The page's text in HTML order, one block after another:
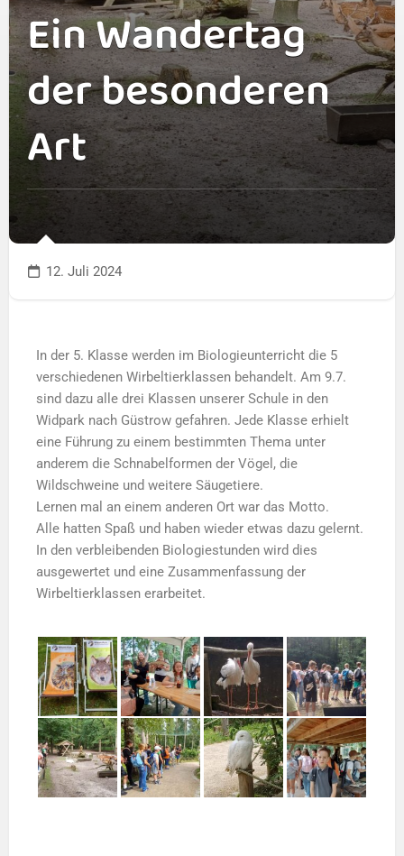
Ein Wandertag
der besonderen
Art
12. Juli 2024
In der 5. Klasse werden im Biologieunterricht die 5
verschiedenen Wirbeltierklassen behandelt. Am 9.7.
sind dazu alle drei Klassen unserer Schule in den
Widpark nach Güstrow gefahren. Jede Klasse erhielt
eine Führung zu einem bestimmten Thema unter
anderem die Schnabelformen der Vögel, die
Wildschweine und weitere Säugetiere.
Lernen mal an einem anderen Ort war das Motto.
Alle hatten Spaß und haben wieder etwas dazu gelernt.
In den verbleibenden Biologiestunden wird dies
ausgewertet und eine Zusammenfassung der
Wirbeltierklassen erarbeitet.